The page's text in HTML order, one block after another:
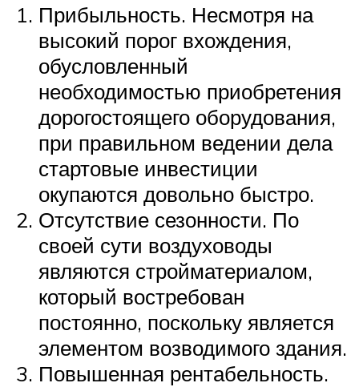
Прибыльность. Несмотря на
высокий порог вхождения,
обусловленный
необходимостью приобретения
дорогостоящего оборудования,
при правильном ведении дела
стартовые инвестиции
окупаются довольно быстро.
Отсутствие сезонности. По
своей сути воздуховоды
являются стройматериалом,
который востребован
постоянно, поскольку является
элементом возводимого здания.
Повышенная рентабельность.